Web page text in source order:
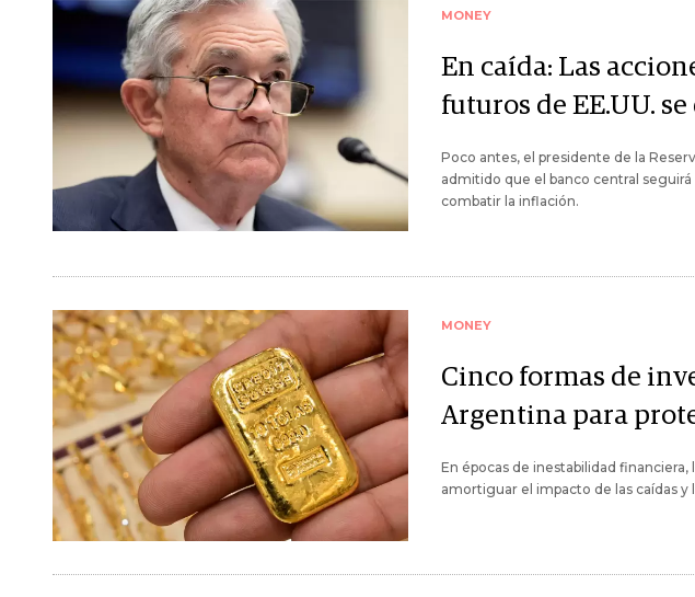
MONEY
En caída: Las
futuros de EE.UU.
Poco antes, el presidente de la
admitido que el banco central
combatir la inflación.
MONEY
Cinco formas de
Argentina para
En épocas de inestabilidad
amortiguar el impacto de las caídas y